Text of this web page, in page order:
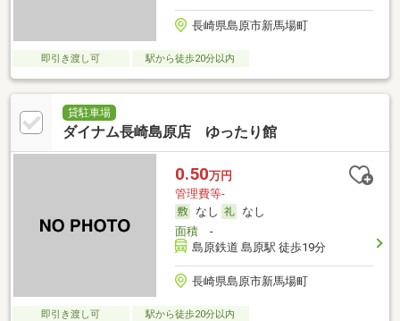
長崎県島原市新馬場町
即引き渡し可 駅から徒歩20分以内
貸駐車場
ダイナム長崎島原店 ゆったり館
0.50万円
管理費等-
なし
なし
面積-
島原鉄道 島原駅 徒歩19分
長崎県島原市新馬場町
即引き渡し可 駅から徒歩20分以内